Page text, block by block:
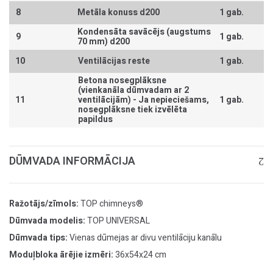
8
Metāla konuss d200
1 gab.
9
Kondensāta savācējs (augstums
70 mm) d200
1 gab.
10
Ventilācijas reste 1 gab.
11
Betona nosegplāksne
(vienkanāla dūmvadam ar 2
ventilācijām) - Ja nepieciešams,
nosegplāksne tiek izvēlēta
papildus
1 gab.
DŪMVADA INFORMĀCIJA
Ražotājs/zīmols:TOP chimneys®
Dūmvada modelis:TOP UNIVERSAL
Dūmvada tips:Vienas dūmejas ar divu ventilāciju kanālu
Moduļbloka ārējie izmēri:36x54x24 cm